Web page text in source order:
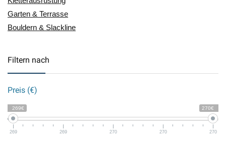
Garten & Terrasse
Bouldern & Slackline
Filtern nach
Preis (€)
269€ 270€
269 269 270 270 270